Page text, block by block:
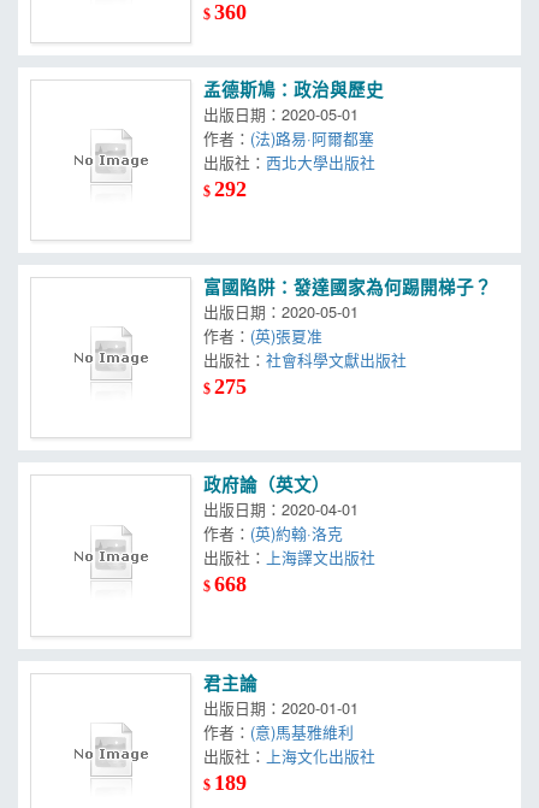
$360
孟德斯鳩：政治與歷史
出版日期：2020-05-01
作者： (法)路易·阿爾都塞
出版社：西北大學出版社
$292
富國陷阱：發達國家為何踢開梯子？
出版日期：2020-05-01
作者： (英)張夏准
出版社：社會科學文獻出版社
$275
政府論（英文）
出版日期：2020-04-01
作者： (英)約翰·洛克
出版社： 上海譯文出版社
$668
君主論
出版日期：2020-01-01
作者： (意)馬基雅維利
出版社： 上海文化出版社
$ 189